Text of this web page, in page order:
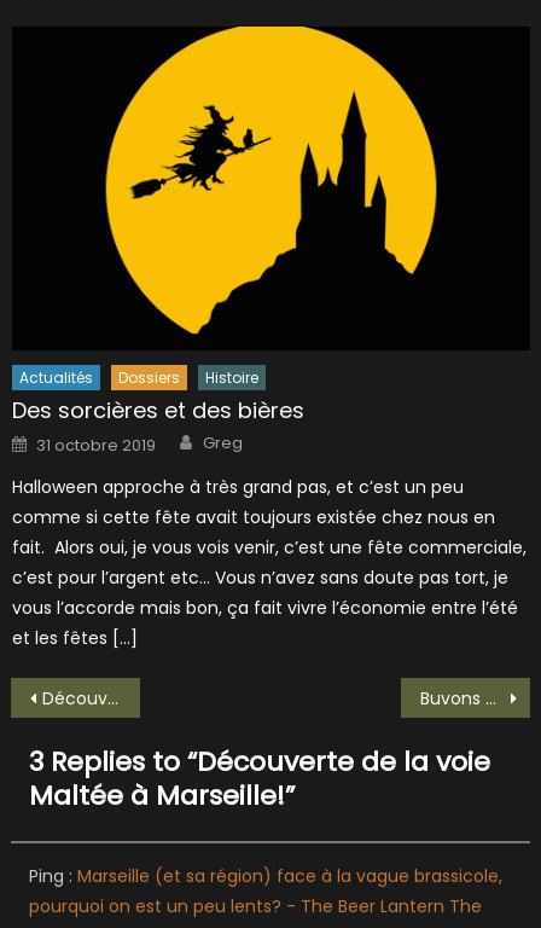
Actualités Dossiers Histoire
Des sorcières et des bières
Posted
on
31 octobre 2019 Author
Greg
Halloween approche à très grand pas, et c’est un peu
comme si cette fête avait toujours existée chez nous en
fait. Alors oui, je vous vois venir, c’est une fête commerciale,
c’est pour l’argent etc… Vous n’avez sans doute pas tort, je
vous l’accorde mais bon, ça fait vivre l’économie entre l’été
et les fêtes […]
Navigation
de
l’article
Découverte de la Vallis Clausa Red Ipa Buvons une Elvis Juice de chez Brewdog!
3 Replies to “Découverte de la voie
Maltée à Marseille!”
Ping : Marseille (et sa région) face à la vague brassicole,
pourquoi on est un peu lents? - The Beer Lantern The